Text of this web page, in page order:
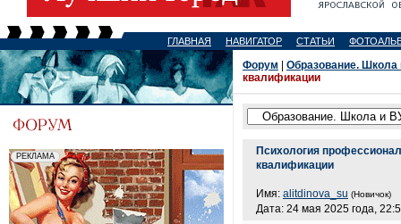
ГЛАВНАЯ НАВИГАТОР СТАТЬИ
Форум
Образование. Школа
квалификации
Психология
квалификации
Имя: alitdinova_su (Новичок)
Дата: 24 мая 2025 года,